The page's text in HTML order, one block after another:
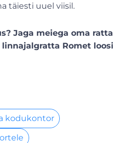
täiesti uuel viisil.
Jaga meiega oma
Romet
kodukontor